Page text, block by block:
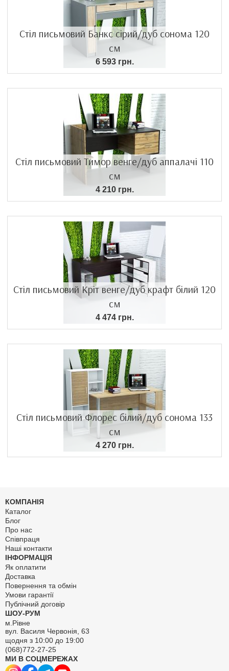
Стіл письмовий Банкс сірий/дуб сонома 120
см
6 593 грн.
Стіл письмовий Тимор венге/дуб аппалачі 110
см
4 210 грн.
Стіл письмовий Кріт венге/дуб крафт білий 120
см
4 474 грн.
Стіл письмовий Флорес білий/дуб сонома 133
см
4 270 грн.
КОМПАНІЯ
Каталог
Блог
Про нас
Співпраця
Наші контакти
ІНФОРМАЦІЯ
Як оплатити
Доставка
Повернення та обмін
Умови гарантії
Публічний договір
ШОУ-РУМ
м.Рівне
вул. Василя Червонія, 63
щодня з 10:00 до 19:00
(068)772-27-25
МИ В СОЦМЕРЕЖАХ